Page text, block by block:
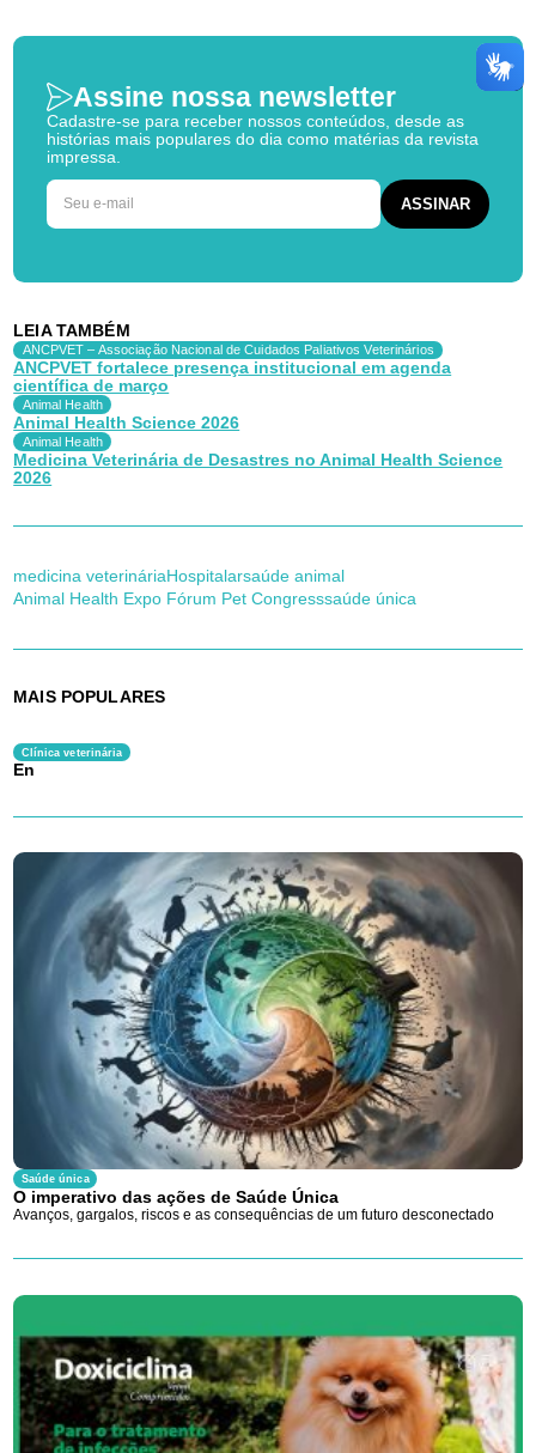
Assine nossa newsletter
Cadastre-se para receber nossos conteúdos, desde as
histórias mais populares do dia como matérias da revista
impressa.
LEIA TAMBÉM
ANCPVET – Associação Nacional de Cuidados Paliativos Veterinários
ANCPVET fortalece presença institucional em agenda
científica de março
Animal Health
Animal Health Science 2026
Animal Health
Medicina Veterinária de Desastres no Animal Health Science
2026
medicina veterinária Hospitalarsaúde animal
Animal Health Expo Fórum Pet Congresssaúde única
MAIS POPULARES
Clínica veterinária
En
Saúde única
O imperativo das ações de Saúde Única
Avanços, gargalos, riscos e as consequências de um futuro desconectado